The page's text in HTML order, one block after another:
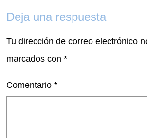
Deja una respuesta
Tu dirección de correo electrónico
marcados con *
Comentario *